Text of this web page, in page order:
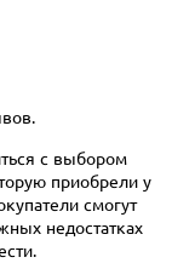
с выбором
приобрели у
смогут
недостатках